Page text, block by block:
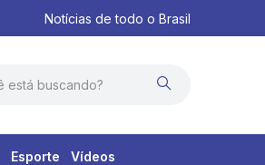
Notícias de todo o Brasil
Esporte Vídeos